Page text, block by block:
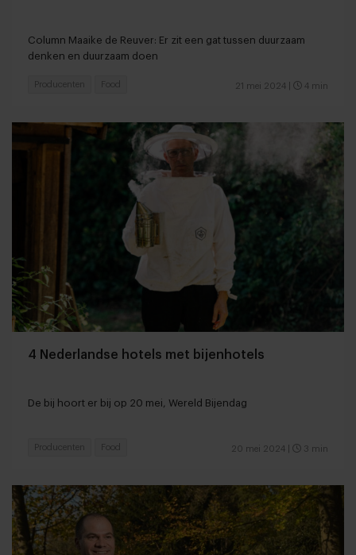
Column Maaike de Reuver: Er zit een gat tussen duurzaam
denken en duurzaam doen
21 mei 2024 4 min
Producenten Food
4 Nederlandse hotels met bijenhotels
De bij hoort er bij op 20 mei, Wereld Bijendag
20 mei 2024 3 min
Producenten Food